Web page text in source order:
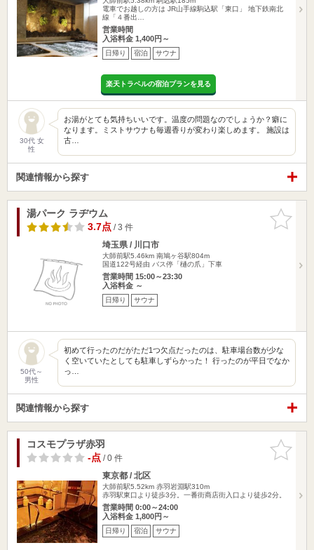
電車でお越しの方は JR山手線駒込駅「東口」 地下鉄南北
線「４番出…
営業時間
入浴料金 1,400円～
日帰り 宿泊 サウナ
楽天トラベルの宿泊プランを見る
30代 女
性
お湯がとても気持ちいいです。温度の問題なのでしょうか？癖に
なります。ミストサウナも毎週香りが変わり楽しめます。 施設は
古…
関連情報から探す
お気に入
りに追加
湯パーク ラヂウム
3.7点/ 3 件
埼玉県 / 川口市
大師前駅5.46km 南鳩ヶ谷駅804m
国道122号経由 バス停「樋の爪」下車
営業時間 15:00～23:30
入浴料金 ～
日帰り サウナ
50代～
男性
初めて行ったのだがただ1つ欠点だったのは、駐車場台数が少な
く空いていたとしても駐車しずらかった！ 行ったのが平日でなか
っ…
関連情報から探す
お気に入
りに追加
コスモプラザ赤羽
-点/ 0 件
東京都 / 北区
大師前駅5.52km 赤羽岩淵駅310m
赤羽駅東口より徒歩3分。一番街商店街入口より徒歩2分。
営業時間 0:00～24:00
入浴料金 1,800円～
日帰り 宿泊 サウナ